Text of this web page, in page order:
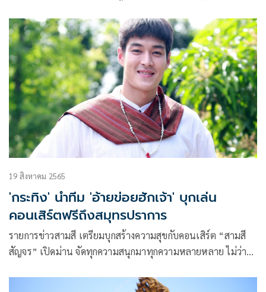
ปรียากานต์, นิ้ง ศรัณยา และ น้ำฟ้า ธัญญภัสร์ พาเช็คอินเสริม
ความปังก่อนละครจบ ที่ จ.อุดรธานี สถานที่แห่งตำนานการขอ
พรโชคลาภ งานนี้เจ้าถิ่นอย่างสาวอุ้มก็ไม่ทำให้ผิดหวัง ยกมือนำ
ไหว้ไปพร้อมกับหนุ่มไม้ เรียกว่าอิ่มบุญอิ่มใจไปตามๆ กัน
19 สิงหาคม 2565
'กระทิง' นำทีม 'อ้ายข่อยฮักเจ้า' บุกเล่น
คอนเสิร์ตฟรีถึงสมุทรปราการ
รายการข่าวสามสี เตรียมบุกสร้างความสุขกับคอนเสิร์ต “สามสี
สัญจร” เปิดม่าน จัดทุกความสนุกมาทุกความหลายหลาย ไม่ว่าจะ
น้า ในซุปตาร์ฉ่อยต่อยหอย มีกิจกรรมให้ร่วมสนุก พร้อมรับของที่